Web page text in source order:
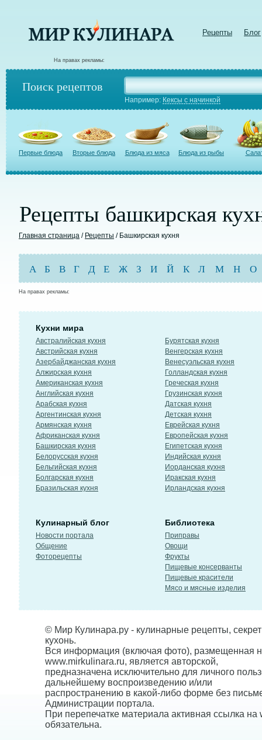
Рецепты Блог
На правах рекламы:
Поиск рецептов
Например: Кексы с начинкой
Первые блюда Вторые блюда Блюда из мяса Блюда из рыбы
Рецепты башкирская
Главная страница / Рецепты / Башкирская кухня
А Б В Г Д Е Ж З И Й К Л М Н О
На правах рекламы:
Кухни мира
Австралийская кухня
Австрийская кухня
Азербайджанская кухня
Алжирская кухня
Американская кухня
Английская кухня
Арабская кухня
Аргентинская кухня
Армянская кухня
Африканская кухня
Башкирская кухня
Белорусская кухня
Бельгийская кухня
Болгарская кухня
Бразильская кухня
Бурятская кухня
Венгерская кухня
Венесуэльская кухня
Голландская кухня
Греческая кухня
Грузинская кухня
Датская кухня
Детская кухня
Еврейская кухня
Европейская кухня
Египетская кухня
Индийская кухня
Иорданская кухня
Иракская кухня
Ирландская кухня
Кулинарный блог
Новости портала
Общение
Фоторецепты
Библиотека
Приправы
Овощи
Фрукты
Пищевые консерванты
Пищевые красители
Мясо и мясные изделия
© Мир Кулинара.ру - кулинарные рецепты,
кухонь.
Вся информация (включая фото), размещенная
www.mirkulinara.ru, является авторской,
предназначена исключительно для личного
дальнейшему воспроизведению и/или
распространению в какой-либо форме без
Администрации портала.
При перепечатке материала активная ссылка на
обязательна.